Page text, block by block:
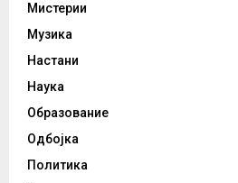
Мистерии
Музика
Настани
Наука
Образование
Одбојка
Политика